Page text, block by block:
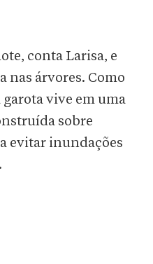
conta Larisa, e
nas árvores. Como
garota vive em uma
sobre
evitar inundações